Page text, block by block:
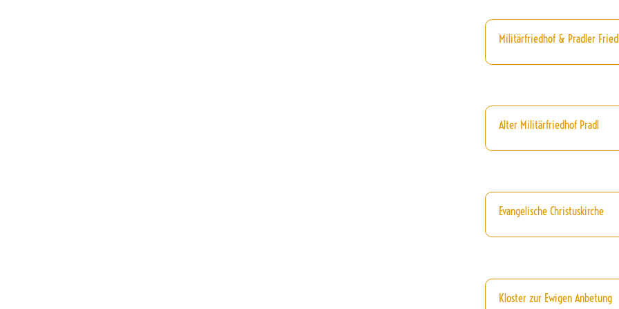
Militärfriedhof & Pradler
Alter Militärfriedhof Pradl
Evangelische Christuskirche
Kloster zur Ewigen Anbetung